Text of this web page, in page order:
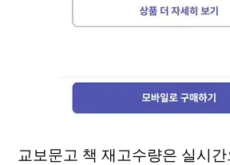
교보문고 책 재고수량은 실시